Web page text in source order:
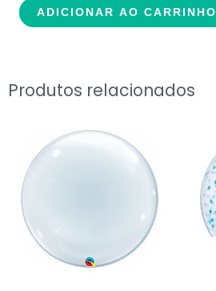
24"
ADICIONAR AO CARRINHO
Produtos relacionados